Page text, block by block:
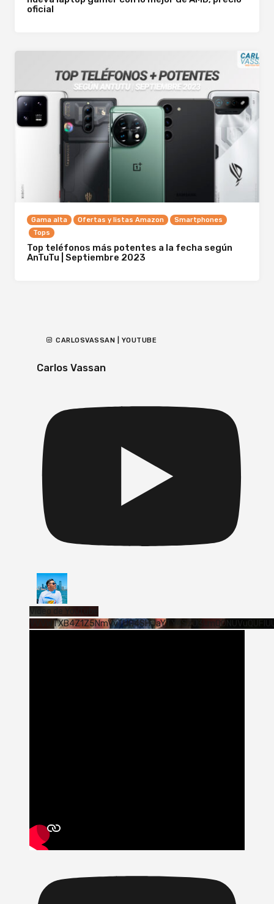
oficial
Gama alta Ofertas y listas Amazon
Smartphones
Tops
Top teléfonos más potentes a la fecha según
AnTuTu | Septiembre 2023
CARLOSVASSAN | YOUTUBE
Carlos Vassan
Vídeo de YouTube